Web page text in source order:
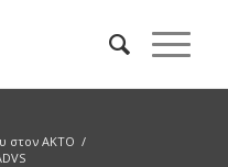
στον ΑΚΤΟ /